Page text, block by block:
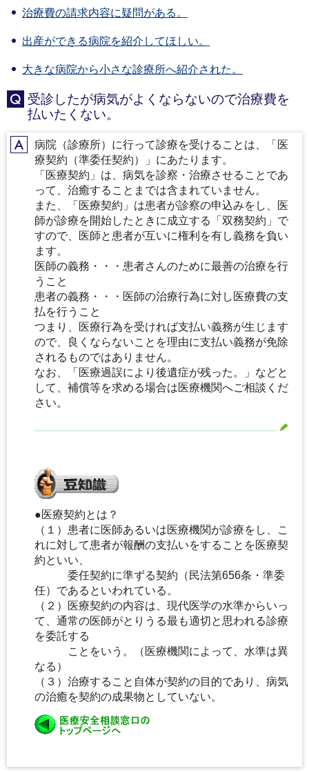
治療費の請求内容に疑問がある。
出産ができる病院を紹介してほしい。
大きな病院から小さな診療所へ紹介された。
Q
受診したが病気がよくならないので治療費を
払いたくない。
A病院（診療所）に行って診療を受けることは、「医
療契約（準委任契約）」にあたります。
「医療契約」は、病気を診察・治療させることであ
って、治癒することまでは含まれていません。
また、「医療契約」は患者が診察の申込みをし、医
師が診療を開始したときに成立する「双務契約」で
すので、医師と患者が互いに権利を有し義務を負い
ます。
医師の義務・・・患者さんのために最善の治療を行
うこと
患者の義務・・・医師の治療行為に対し医療費の支
払を行うこと
つまり、医療行為を受ければ支払い義務が生じます
ので、良くならないことを理由に支払い義務が免除
されるものではありません。
なお、「医療過誤により後遺症が残った。」などと
して、補償等を求める場合は医療機関へご相談くだ
さい。
●医療契約とは？
（１）患者に医師あるいは医療機関が診療をし、こ
れに対して患者が報酬の支払いをすることを医療契
約といい、
委任契約に準ずる契約（民法第656条・準委
任）であるといわれている。
（２）医療契約の内容は、現代医学の水準からいっ
て、通常の医師がとりうる最も適切と思われる診療
を委託する
ことをいう。（医療機関によって、水準は異
なる）
（３）治療すること自体が契約の目的であり、病気
の治癒を契約の成果物としていない。